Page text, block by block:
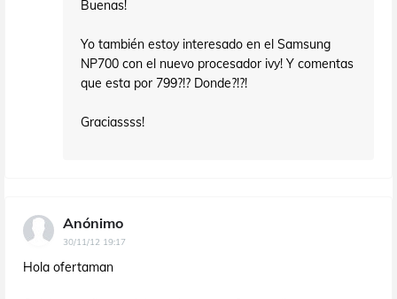
Buenas!
Yo también estoy interesado en el Samsung
NP700 con el nuevo procesador ivy! Y comentas
que esta por 799?!? Donde?!?!
Graciassss!
Anónimo
30/11/12 19:17
Hola ofertaman